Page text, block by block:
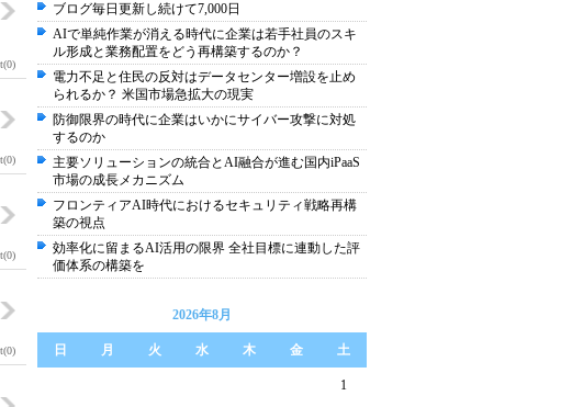
ブログ毎日更新し続けて7,000日
AIで単純作業が消える時代に企業は若手社員のスキ
ル形成と業務配置をどう再構築するのか？
電力不足と住民の反対はデータセンター増設を止め
られるか？ 米国市場急拡大の現実
防御限界の時代に企業はいかにサイバー攻撃に対処
するのか
主要ソリューションの統合とAI融合が進む国内iPaaS
市場の成長メカニズム
フロンティアAI時代におけるセキュリティ戦略再構
築の視点
効率化に留まるAI活用の限界 全社目標に連動した評
価体系の構築を
2026年8月
日 月 火 水 木 金 土
1